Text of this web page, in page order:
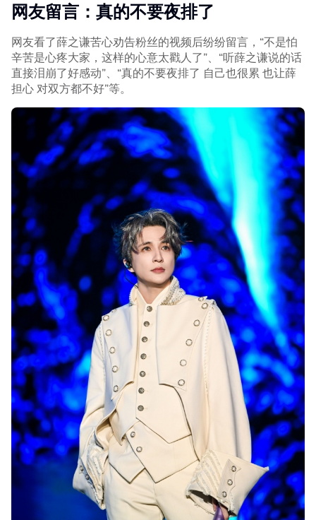
网友留言：真的不要夜排了
网友看了薛之谦苦心劝告粉丝的视频后纷纷留言，“不是怕
辛苦是心疼大家，这样的心意太戳人了”、“听薛之谦说的话
直接泪崩了好感动”、“真的不要夜排了 自己也很累 也让薛
担心 对双方都不好”等。